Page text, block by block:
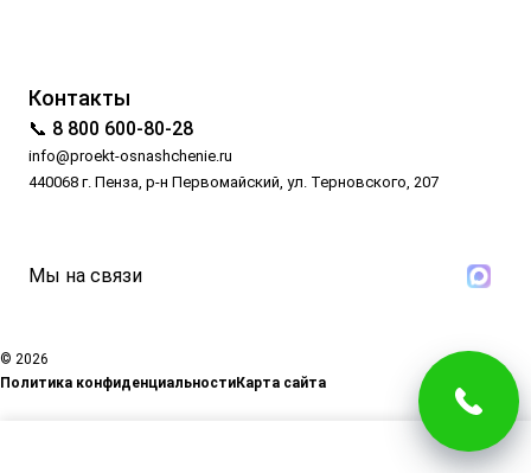
Контакты
📞 8 800 600-80-28
info@proekt-osnashchenie.ru
440068 г. Пенза, р-н Первомайский, ул. Терновского, 207
Мы на связи
© 2026
Политика конфиденциальностиКарта сайта